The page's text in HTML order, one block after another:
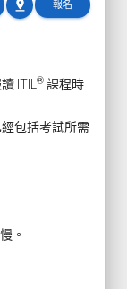
報名
pin_drop
ITIL ® 課程時
包括考試所需
。